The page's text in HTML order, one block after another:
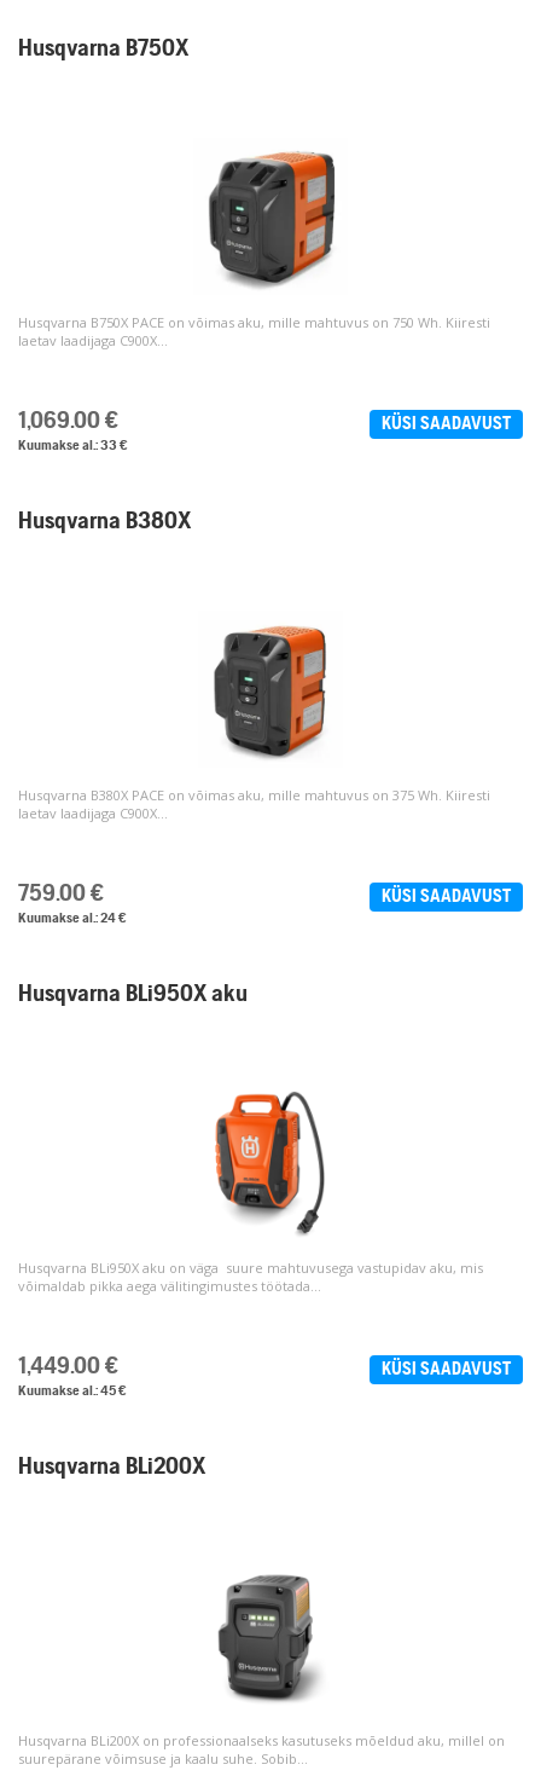
Husqvarna B750X
Husqvarna B750X PACE on võimas aku, mille mahtuvus on 750 Wh. Kiiresti
laetav laadijaga C900X...
1,069.00 € KÜSI SAADAVUST
Kuumakse al.: 33 €
Husqvarna B380X
Husqvarna B380X PACE on võimas aku, mille mahtuvus on 375 Wh. Kiiresti
laetav laadijaga C900X...
759.00 € KÜSI SAADAVUST
Kuumakse al.: 24 €
Husqvarna BLi950X aku
Husqvarna BLi950X aku on väga suure mahtuvusega vastupidav aku, mis
võimaldab pikka aega välitingimustes töötada...
1,449.00 € KÜSI SAADAVUST
Kuumakse al.: 45 €
Husqvarna BLi200X
Husqvarna BLi200X on professionaalseks kasutuseks mõeldud aku, millel on
suurepärane võimsuse ja kaalu suhe. Sobib...